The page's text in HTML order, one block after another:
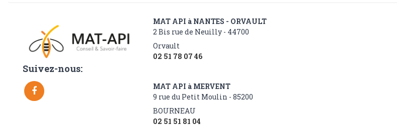
Suivez-nous:
MAT API à NANTES - ORVAULT
2 Bis rue de Neuilly - 44700
Orvault
02 51 78 07 46
MAT API à MERVENT
9 rue du Petit Moulin - 85200
BOURNEAU
02 51 51 81 04